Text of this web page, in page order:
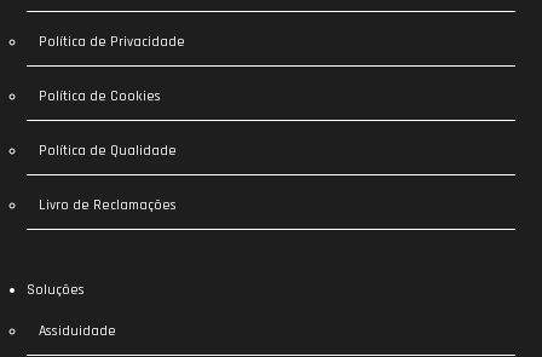
Política de Privacidade
Política de Cookies
Política de Qualidade
Livro de Reclamações
Soluções
Assiduidade